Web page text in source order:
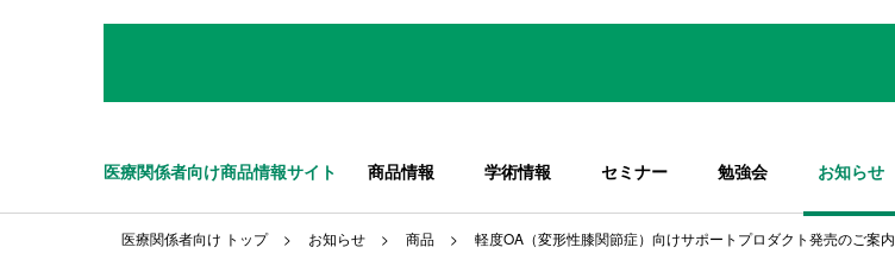
医療関係者向け商品情報サイト 商品情報 学術情報 セミナー 勉強会 お知らせ
医療関係者向け トップ お知らせ 商品 軽度OA（変形性膝関節症）向けサポートプロダクト発売のご案内